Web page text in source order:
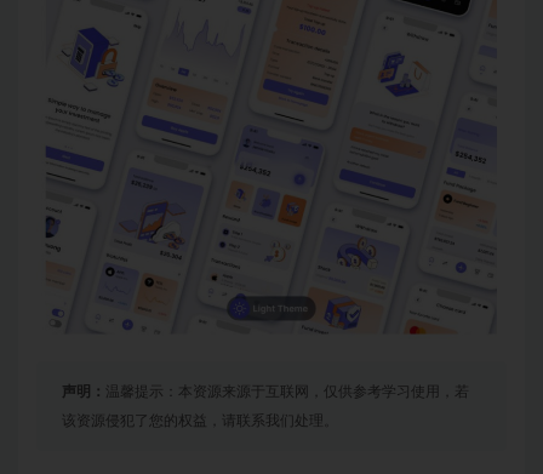
声明： 温馨提示：本资源来源于互联网，仅供参考学习使用，若
该资源侵犯了您的权益，请联系我们处理。